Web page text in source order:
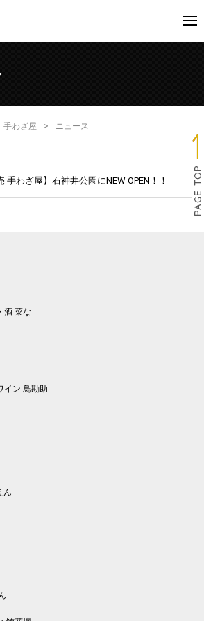
わざ屋 > ニュース
手わざ屋】石神井公園にNEW OPEN！！
酒 菜な
イン 鳥勘助
ん